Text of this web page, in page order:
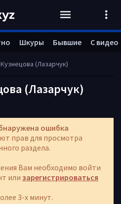
(Лазарчук)
(Лазарчук)
ошибка
прав для просмотра
раздела.
Вам необходимо войти
или зарегистрироваться
3-х минут.
Шкуры Бывшие С видео